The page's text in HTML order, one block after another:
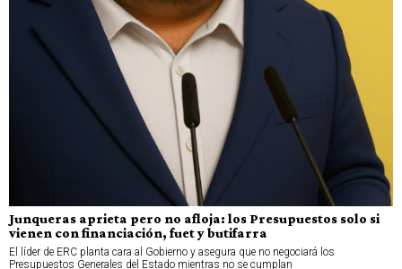
Junqueras aprieta pero no afloja: los Presupuestos solo si
vienen con financiación, fuet y butifarra
El líder de ERC planta cara al Gobierno y asegura que no negociará los
Presupuestos Generales del Estado mientras no se cumplan